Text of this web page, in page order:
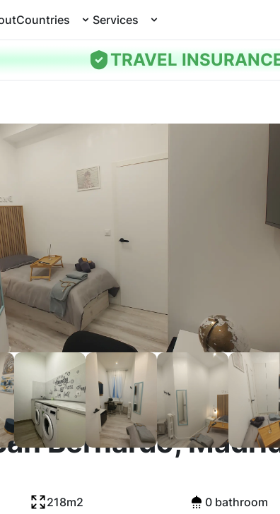
Countries Services
TRAVEL
Bernardo,
218m2 0 bathroom